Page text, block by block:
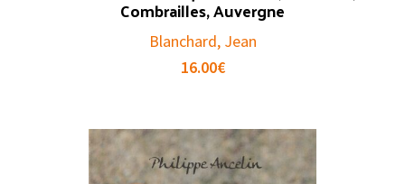
Combrailles, Auvergne
Blanchard, Jean
16.00€